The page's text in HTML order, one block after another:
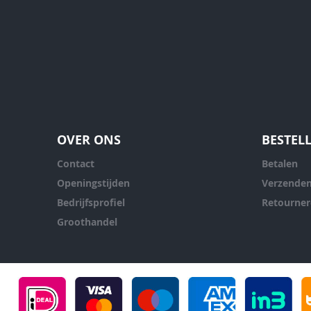
OVER ONS
Contact
Openingstijden
Bedrijfsprofiel
Groothandel
Betalen
Verzenden